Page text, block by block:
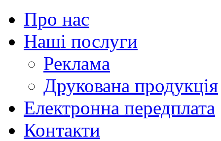
Про нас
Наші послуги
Реклама
Друкована продукція
Електронна передплата
Контакти